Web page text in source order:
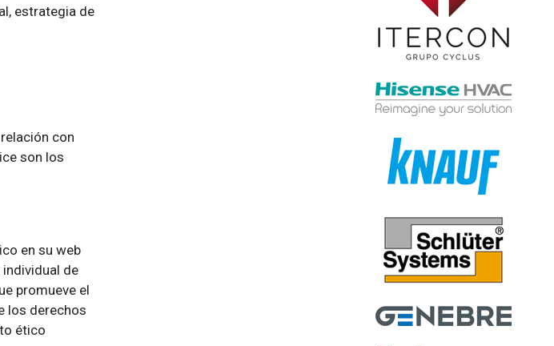
estrategia de
con
son los
en su web
de
promueve el
los derechos
ético